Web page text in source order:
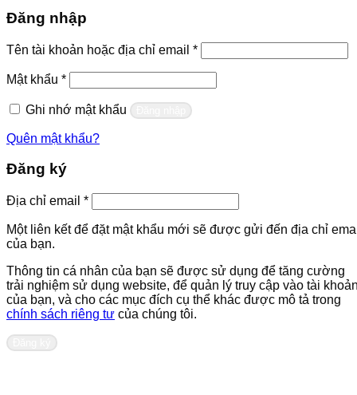
Đăng nhập
Tên tài khoản hoặc địa chỉ email *Bắt
buộc
Mật khẩu *Bắt
buộc
Ghi nhớ mật khẩu
Quên mật khẩu?
Đăng ký
Địa chỉ email *Bắt
buộc
Một liên kết để đặt mật khẩu mới sẽ được gửi đến địa chỉ
của bạn.
Thông tin cá nhân của bạn sẽ được sử dụng để tăng cường
trải nghiệm sử dụng website, để quản lý truy cập vào tài
của bạn, và cho các mục đích cụ thể khác được mô tả trong
chính sách riêng tư của chúng tôi.